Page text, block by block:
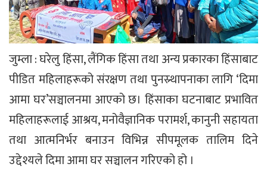
जुम्ला : घरेलु हिंसा, लैंगिक हिंसा तथा अन्य प्रकारका हिंसाबाट
पीडित महिलाहरूको संरक्षण तथा पुनस्र्थापनाका लागि ‘दिमा
आमा घर’सञ्चालनमा आएको छ। हिंसाका घटनाबाट प्रभावित
महिलाहरूलाई आश्रय, मनोवैज्ञानिक परामर्श, कानुनी सहायता
तथा आत्मनिर्भर बनाउन विभिन्न सीपमूलक तालिम दिने
उद्देश्यले दिमा आमा घर सञ्चालन गरिएको हो ।